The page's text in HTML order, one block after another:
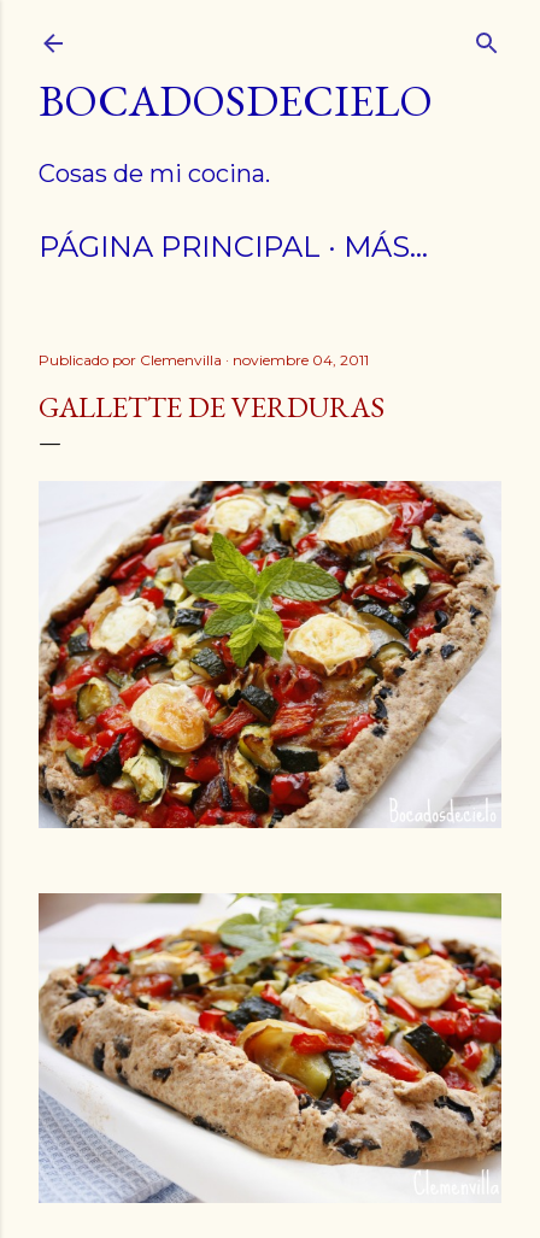
BOCADOSDECIELO
Cosas de mi cocina.
PÁGINA PRINCIPAL MÁS…
Publicado por Clemenvilla noviembre 04, 2011
GALLETTE DE VERDURAS